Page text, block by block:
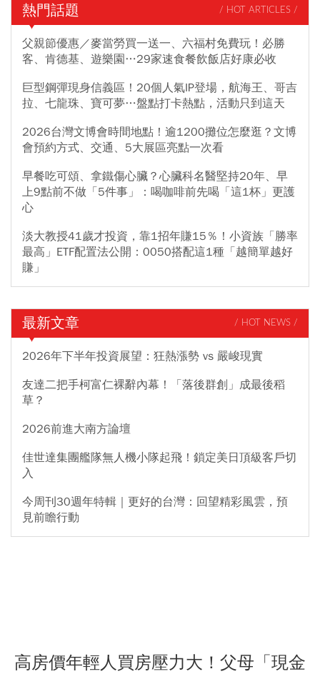
熱門話題 / HOT ARTICLES /
父親節優惠／麥當勞買一送一、六福村免費玩！必勝
客、肯德基、遊樂園…29家速食餐飲飯店好康必收
巨型鋼彈現身信義區！20個人氣IP登場，航海王、哥吉
拉、七龍珠、寶可夢…盤點打卡熱點，活動只到這天
2026台灣文博會時間地點！逾1200攤位怎麼逛？文博
會預約方式、交通、5大展區亮點一次看
早餐吃可頌、拿鐵傷心臟？心臟科名醫堅持20年、早
上9點前不做「5件事」：喝咖啡前先喝「這1杯」更護
心
淡大教授41歲才投資，靠1招年賺15％！小資族「勝率
最高」ETF配置法公開：0050搭配這1種「越簡單越好
賺」
最新文章 / HOT NEWS /
2026年下半年投資展望：狂熱漲勢 vs 嚴峻現實
友達二把手柯富仁裸辭內幕！「落後群創」成最後稻
草？
2026前進大南方論壇
佳世達集團艦隊無人機小隊起飛！鎖定美日頂級客戶切
入
今周刊30週年特輯｜更好的台灣：回望精彩風雲，預
見前瞻行動
高房價年輕人買房壓力大！父母「現金